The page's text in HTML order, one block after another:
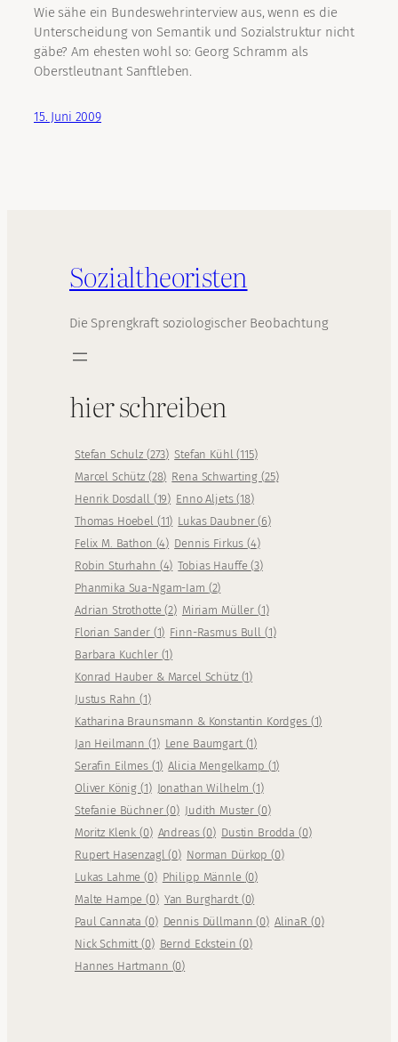
Wie sähe ein Bundeswehrinterview aus, wenn es die
Unterscheidung von Semantik und Sozialstruktur nicht
gäbe? Am ehesten wohl so: Georg Schramm als
Oberstleutnant Sanftleben.
15. Juni 2009
Sozialtheoristen
Die Sprengkraft soziologischer Beobachtung
hier schreiben
Stefan Schulz (273) Stefan Kühl(115)
Marcel Schütz (28) Rena Schwarting (25)
Henrik Dosdall (19) Enno Aljets(18)
Thomas Hoebel (11) Lukas Daubner(6)
Felix M. Bathon (4) Dennis Firkus(4)
Robin Sturhahn (4) Tobias Hauffe(3)
Phanmika Sua-Ngam-Iam (2)
Adrian Strothotte(2) Miriam Müller (1)
Florian Sander (1) Finn-Rasmus Bull (1)
Barbara Kuchler (1)
Konrad Hauber & Marcel Schütz (1)
Justus Rahn(1)
Katharina Braunsmann & Konstantin Kordges (1)
Jan Heilmann(1) Lene Baumgart (1)
Serafin Eilmes (1) Alicia Mengelkamp (1)
Oliver König(1) Jonathan Wilhelm(1)
Stefanie Büchner(0) Judith Muster (0)
Moritz Klenk(0) Andreas(0) Dustin Brodda (0)
Rupert Hasenzagl(0) Norman Dürkop (0)
Lukas Lahme(0) Philipp Männle (0)
Malte Hampe(0) Yan Burghardt (0)
Paul Cannata(0) Dennis Düllmann(0) AlinaR (0)
Nick Schmitt(0) Bernd Eckstein(0)
Hannes Hartmann (0)